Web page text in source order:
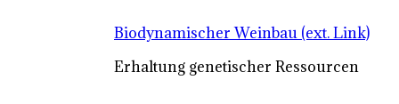
Biodynamischer Weinbau (ext. Link)
Erhaltung genetischer Ressourcen